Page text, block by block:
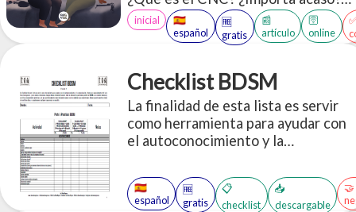
¿Es todo lo mismo? ¿Es el
consentimiento una obsesión con
hacer un montón de preguntas todo
hoy? ¿Qué hora es?
inicial
🇪🇸
español
🆓
gratis
📰
artículo
🛜
online
Checklist BDSM
La finalidad de esta lista es servir
como herramienta para ayudar con
el autoconocimiento y la
especialmente útil a la hora de
negociar, y con nuevas relaciones.
🇪🇸
español
🆓
gratis
📋
checklist
📥
descargable
🤝